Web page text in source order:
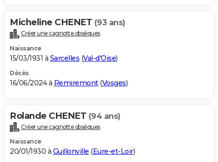
Micheline CHENET (93 ans)
Créer une cagnotte obsèques
Naissance
15/03/1931 à Sarcelles (Val-d'Oise)
Décès
16/06/2024 à Remiremont(Vosges)
Rolande CHENET (94 ans)
Créer une cagnotte obsèques
Naissance
20/01/1930 à Guillonville (Eure-et-Loir)